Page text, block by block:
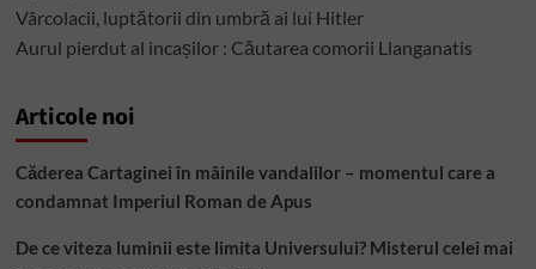
Vârcolacii, luptătorii din umbră ai lui Hitler
Aurul pierdut al incașilor : Căutarea comorii Llanganatis
Articole noi
Căderea Cartaginei în mâinile vandalilor – momentul care a
condamnat Imperiul Roman de Apus
De ce viteza luminii este limita Universului? Misterul celei mai